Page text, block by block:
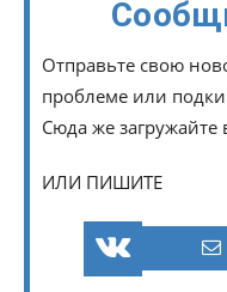
Отправьте свою
проблеме или
Сюда же
ИЛИ ПИШИТЕ